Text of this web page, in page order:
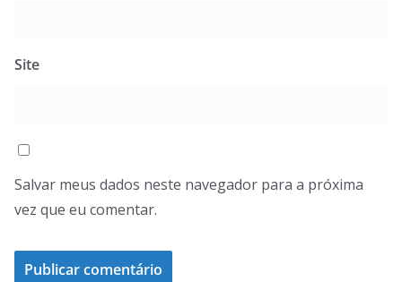
Site
Salvar meus dados neste navegador para a próxima
vez que eu comentar.